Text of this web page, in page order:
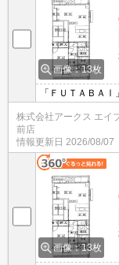
画像：13枚
「ＦＵＴＡＢＡⅠ
日用品の収納に重
キリまとめて収
れたエアコンで空
株式会社アークス エイ
前店
情報更新日 2026/08/07
画像：13枚